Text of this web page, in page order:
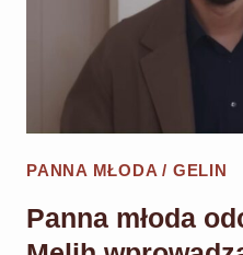
W
PANNA MŁODA / GELIN
Panna młoda